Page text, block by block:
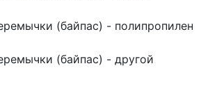
(байпас) - полипропилен
(байпас) - другой